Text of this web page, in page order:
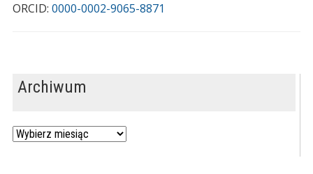
Archiwum
Archiwum
ORCID: 0000-0002-9065-8871